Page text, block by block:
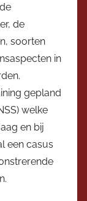
de
soorten
in
gepland
welke
en bij
een casus